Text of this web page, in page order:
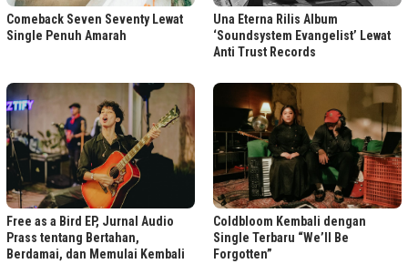
Comeback Seven Seventy Lewat
Single Penuh Amarah
Una Eterna Rilis Album
‘Soundsystem Evangelist’ Lewat
Anti Trust Records
Free as a Bird EP, Jurnal Audio
Prass tentang Bertahan,
Berdamai, dan Memulai Kembali
Coldbloom Kembali dengan
Single Terbaru “We’ll Be
Forgotten”